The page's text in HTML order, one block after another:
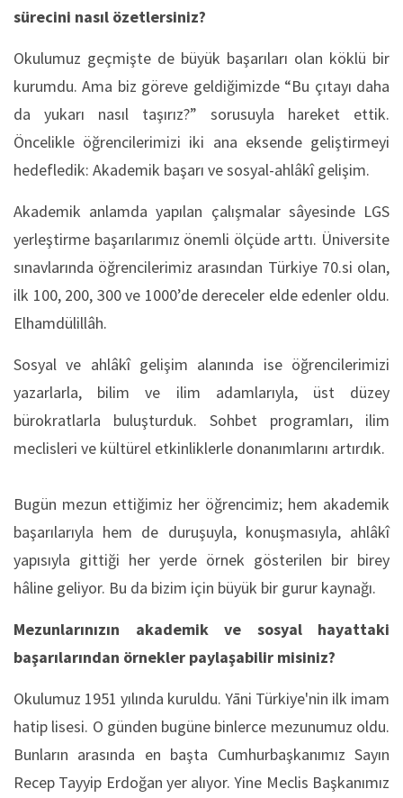
sürecini nasıl özetlersiniz?
Okulumuz geçmişte de büyük başarıları olan köklü bir
kurumdu. Ama biz göreve geldiğimizde “Bu çıtayı daha
da yukarı nasıl taşırız?” sorusuyla hareket ettik.
Öncelikle öğrencilerimizi iki ana eksende geliştirmeyi
hedefledik: Akademik başarı ve sosyal-ahlâkî gelişim.
Akademik anlamda yapılan çalışmalar sâyesinde LGS
yerleştirme başarılarımız önemli ölçüde arttı. Üniversite
sınavlarında öğrencilerimiz arasından Türkiye 70.si olan,
ilk 100, 200, 300 ve 1000’de dereceler elde edenler oldu.
Elhamdülillâh.
Sosyal ve ahlâkî gelişim alanında ise öğrencilerimizi
yazarlarla, bilim ve ilim adamlarıyla, üst düzey
bürokratlarla buluşturduk. Sohbet programları, ilim
meclisleri ve kültürel etkinliklerle donanımlarını artırdık.
Bugün mezun ettiğimiz her öğrencimiz; hem akademik
başarılarıyla hem de duruşuyla, konuşmasıyla, ahlâkî
yapısıyla gittiği her yerde örnek gösterilen bir birey
hâline geliyor. Bu da bizim için büyük bir gurur kaynağı.
Mezunlarınızın akademik ve sosyal hayattaki
başarılarından örnekler paylaşabilir misiniz?
Okulumuz 1951 yılında kuruldu. Yāni Türkiye'nin ilk imam
hatip lisesi. O günden bugüne binlerce mezunumuz oldu.
Bunların arasında en başta Cumhurbaşkanımız Sayın
Recep Tayyip Erdoğan yer alıyor. Yine Meclis Başkanımız